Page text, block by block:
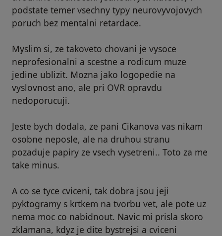
podstate temer vsechny typy neurovyvojovych
poruch bez mentalni retardace.
Myslim si, ze takoveto chovani je vysoce
neprofesionalni a scestne a rodicum muze
jedine ublizit. Mozna jako logopedie na
vyslovnost ano, ale pri OVR opravdu
nedoporucuji.
Jeste bych dodala, ze pani Cikanova vas nikam
osobne neposle, ale na druhou stranu
pozaduje papiry ze vsech vysetreni.. Toto za me
take minus.
A co se tyce cviceni, tak dobra jsou jeji
pyktogramy s krtkem na tvorbu vet, ale pote uz
nema moc co nabidnout. Navic mi prisla skoro
zklamana, kdyz je dite bystrejsi a cviceni